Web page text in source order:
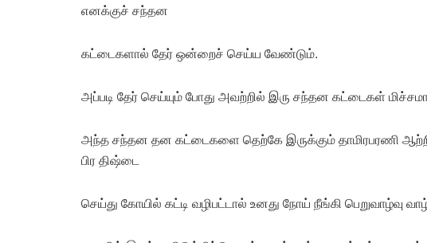
எனக்குச் சந்தன
கட்டைகளால் தேர் ஒன்றைச் செய்ய வேண்டும்.
அப்படி தேர் செய்யும் போது அவற்றில் இரு சந்தன கட்டைகள்
அந்த சந்தன தன கட்டைகளை தெற்கே இருக்கும் தாமிரபரணி
பிர திஷ்டை
செய்து கோயில் கட்டி வழிபட்டால் உனது நோய் நீங்கி பெறுவாழ்வு